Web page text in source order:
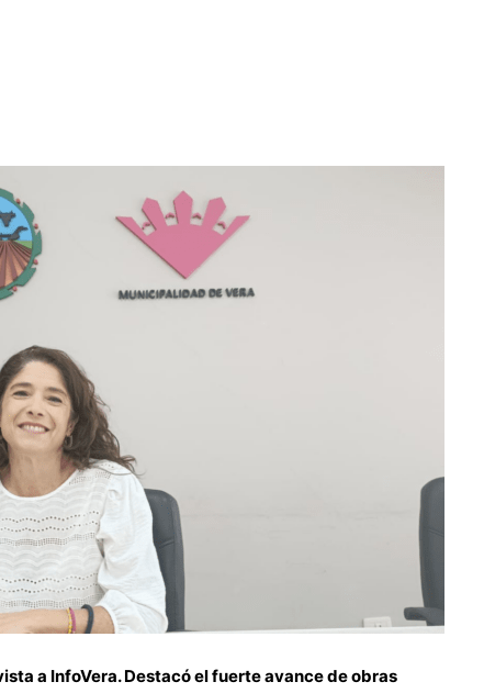
a InfoVera. Destacó el fuerte avance de obras